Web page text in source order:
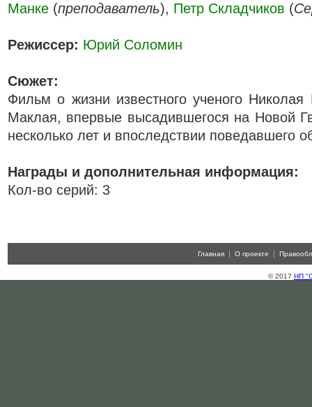
Манке (преподаватель), Петр Складчиков (
Режиссер: Юрий Соломин
Сюжет:
Фильм о жизни известного ученого
Маклая, впервые высадившегося на Новой
несколько лет и впоследствии поведавшего
Награды и дополнительная информация:
Кол-во серий: 3
Главная О проекте
© 2017 НП